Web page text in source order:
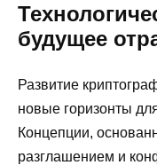
будущее
Развитие
новые горизонты
Концепции,
разглашением и